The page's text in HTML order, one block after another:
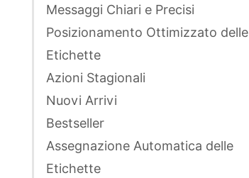
Messaggi Chiari e Precisi
Posizionamento Ottimizzato delle
Etichette
Azioni Stagionali
Nuovi Arrivi
Bestseller
Assegnazione Automatica delle
Etichette